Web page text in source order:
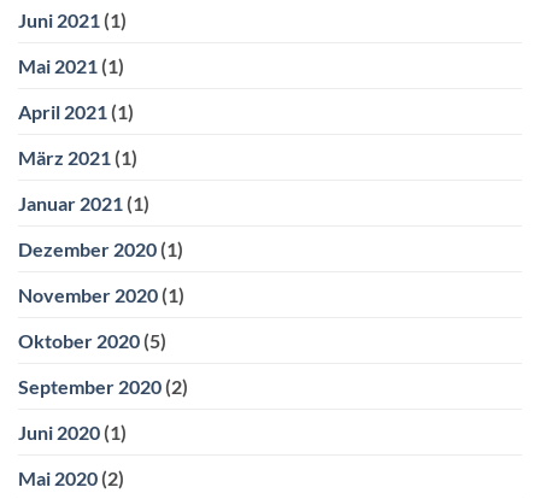
Juni 2021 (1)
Mai 2021 (1)
April 2021 (1)
März 2021 (1)
Januar 2021 (1)
Dezember 2020 (1)
November 2020 (1)
Oktober 2020 (5)
September 2020 (2)
Juni 2020 (1)
Mai 2020 (2)